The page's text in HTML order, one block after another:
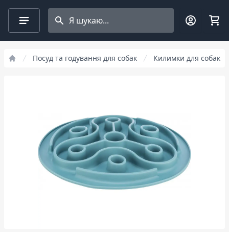
Search projects
Посуд та годування для собак Килимки для собак